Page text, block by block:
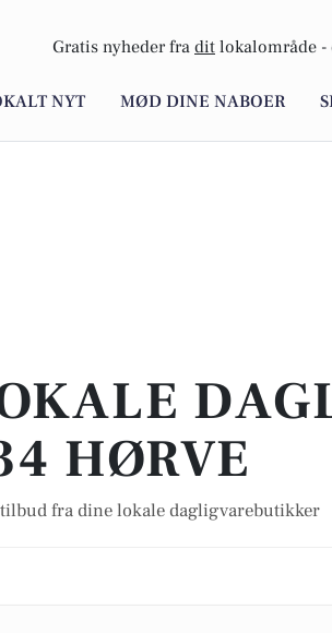
Gratis nyheder fra dit lokalområde -
NYT MØD DINE NABOER
HØRVE
fra dine lokale dagligvarebutikker